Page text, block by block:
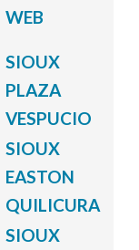
WEB
SIOUX
PLAZA
VESPUCIO
SIOUX
EASTON
QUILICURA
SIOUX